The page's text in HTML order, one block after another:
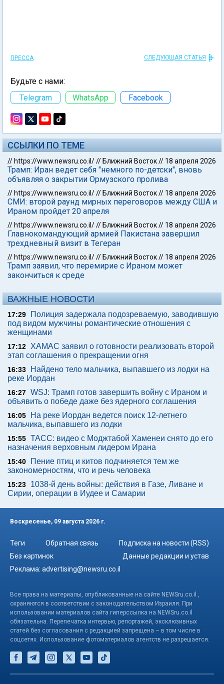
ПРЕССА СЛЕДУЮЩАЯ СТАТЬЯ
Будьте с нами:
Telegram
WhatsApp Facebook
ССЫЛКИ ПО ТЕМЕ
// https://www.newsru.co.il/// Ближний Восток// 18 апреля 2026
Трамп: Иран ведет себя "немного по-детски", вновь
объявляя о закрытии Ормузского пролива
// https://www.newsru.co.il/// Ближний Восток// 18 апреля 2026
СМИ: второй раунд мирных переговоров между США и
Ираном пройдет 20 апреля
// https://www.newsru.co.il/// Ближний Восток// 18 апреля 2026
Главнокомандующий армией Пакистана завершил
трехдневный визит в Тегеран
// https://www.newsru.co.il/// Ближний Восток// 18 апреля 2026
Трамп заявил, что перемирие с Ираном может
закончиться к среде
ВАЖНЫЕ НОВОСТИ
17:29
Полиция задержала подозреваемую, заводившую
под видом мужчины романтические отношения с
женщинами
17:12
ХАМАС заявил о готовности реализовать второй
этап соглашения о прекращении огня
16:33
Найдено тело мальчика, выпавшего из лодки на
реке Иордан
16:27 WSJ: Трамп готов завершить войну с Ираном и
объявить о победе даже без ядерного соглашения
16:05
На реке Иордан ведется поиск 12-летнего
мальчика, выпавшего из лодки
15:55 ТАСС: видео с Моджтабой Хаменеи снято до его
назначения верховным лидером Ирана
15:40
Пение птиц и китов подчиняется тем же
закономерностям, что и речь человека
15:23
1038-й день войны: действия в Газе, Ливане и
Сирии, операции в Иудее и Самарии
Воскресенье, 09 августа 2026 г.
Теги Обратная связь
Подписка на новости (RSS)
Без картинок
Данные редакции и устав
Реклама: advertising@newsru.co.il
Все права на материалы, опубликованные на сайте NEWSru.co.il ,
охраняются в соответствии с законодательством Израиля. При
использовании материалов сайта гиперссылка на NEWSru.co.il
обязательна. Перепечатка интервью, репортажей, эксклюзивных
статей без согласования с редакцией запрещена – в том числе в
соцсетях. Использование фотоматериалов агентств не разрешается.